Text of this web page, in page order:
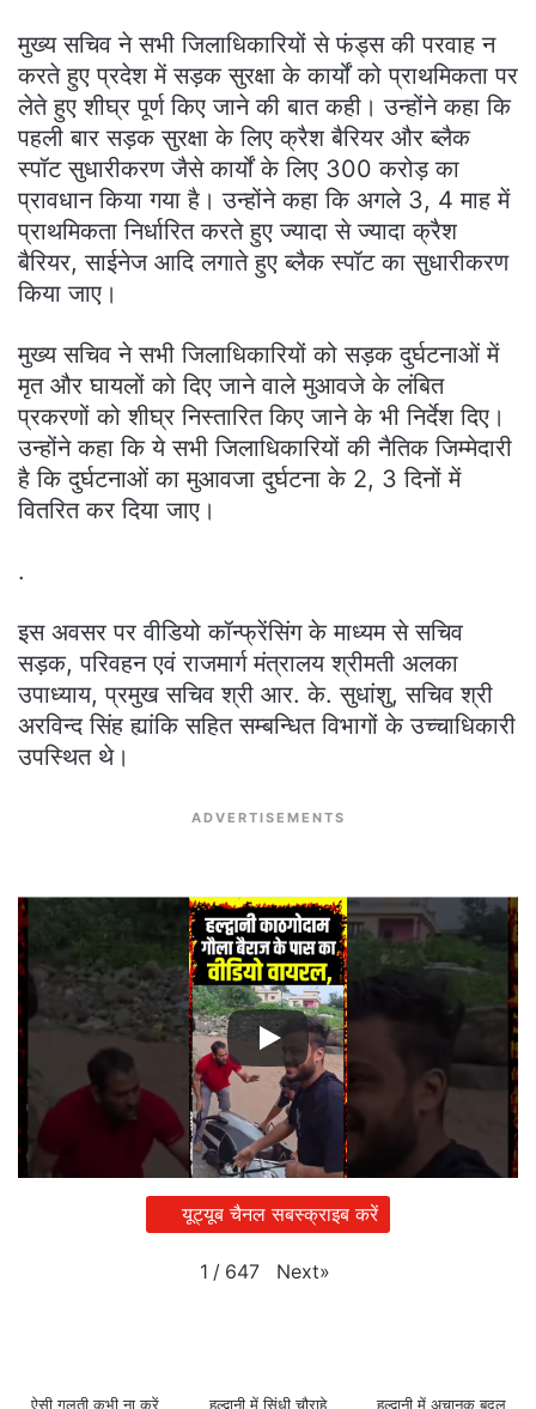
मुख्य सचिव ने सभी जिलाधिकारियों से फंड्स की परवाह न
करते हुए प्रदेश में सड़क सुरक्षा के कार्यों को प्राथमिकता पर
लेते हुए शीघ्र पूर्ण किए जाने की बात कही। उन्होंने कहा कि
पहली बार सड़क सुरक्षा के लिए क्रैश बैरियर और ब्लैक
स्पॉट सुधारीकरण जैसे कार्यों के लिए 300 करोड़ का
प्रावधान किया गया है। उन्होंने कहा कि अगले 3, 4 माह में
प्राथमिकता निर्धारित करते हुए ज्यादा से ज्यादा क्रैश
बैरियर, साईनेज आदि लगाते हुए ब्लैक स्पॉट का सुधारीकरण
किया जाए।
मुख्य सचिव ने सभी जिलाधिकारियों को सड़क दुर्घटनाओं में
मृत और घायलों को दिए जाने वाले मुआवजे के लंबित
प्रकरणों को शीघ्र निस्तारित किए जाने के भी निर्देश दिए।
उन्होंने कहा कि ये सभी जिलाधिकारियों की नैतिक जिम्मेदारी
है कि दुर्घटनाओं का मुआवजा दुर्घटना के 2, 3 दिनों में
वितरित कर दिया जाए।
.
इस अवसर पर वीडियो कॉन्फ्रेंसिंग के माध्यम से सचिव
सड़क, परिवहन एवं राजमार्ग मंत्रालय श्रीमती अलका
उपाध्याय, प्रमुख सचिव श्री आर. के. सुधांशु, सचिव श्री
अरविन्द सिंह ह्यांकि सहित सम्बन्धित विभागों के उच्चाधिकारी
उपस्थित थे।
ADVERTISEMENTS
यूट्यूब चैनल सबस्क्राइब करें
1 / 647 Next»
ऐसी गलती कभी ना करें हल्द्वानी में सिंधी चौराहे हल्द्वानी में अचानक बदल